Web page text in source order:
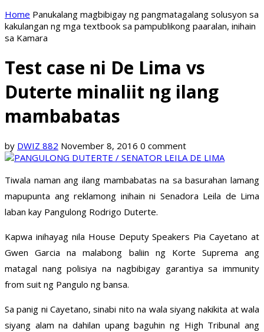
Home Panukalang magbibigay ng pangmatagalang solusyon sa
kakulangan ng mga textbook sa pampublikong paaralan, inihain
sa Kamara
Test case ni De Lima vs
Duterte minaliit ng ilang
mambabatas
by DWIZ 882 November 8, 2016 0 comment
Tiwala naman ang ilang mambabatas na sa basurahan lamang
mapupunta ang reklamong inihain ni Senadora Leila de Lima
laban kay Pangulong Rodrigo Duterte.
Kapwa inihayag nila House Deputy Speakers Pia Cayetano at
Gwen Garcia na malabong baliin ng Korte Suprema ang
matagal nang polisiya na nagbibigay garantiya sa immunity
from suit ng Pangulo ng bansa.
Sa panig ni Cayetano, sinabi nito na wala siyang nakikita at wala
siyang alam na dahilan upang baguhin ng High Tribunal ang